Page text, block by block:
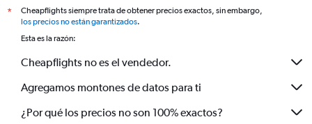
*
Cheapflights siempre trata de obtener precios exactos, sin embargo,
los precios no están garantizados.
Esta es la razón:
Cheapflights no es el vendedor.
Agregamos montones de datos para ti
¿Por qué los precios no son 100% exactos?